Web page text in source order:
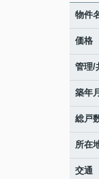
物件
価格
管理/
築年月
総戸
所在
交通